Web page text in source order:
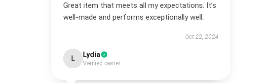
Great item that meets all my expectations. It’s
well-made and performs exceptionally well.
Oct 22, 2024
L Lydia
Verified owner